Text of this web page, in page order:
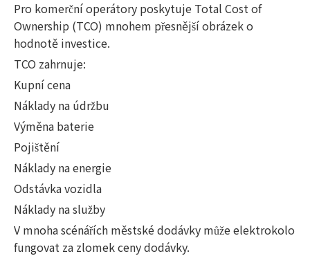
Pro komerční operátory poskytuje Total Cost of
Ownership (TCO) mnohem přesnější obrázek o
hodnotě investice.
TCO zahrnuje:
Kupní cena
Náklady na údržbu
Výměna baterie
Pojištění
Náklady na energie
Odstávka vozidla
Náklady na služby
V mnoha scénářích městské dodávky může elektrokolo
fungovat za zlomek ceny dodávky.